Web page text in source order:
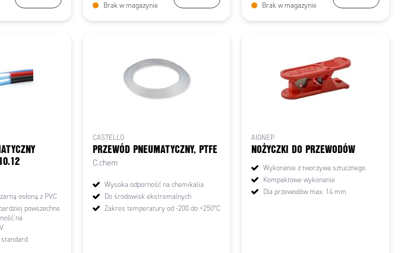
Brak w magazynie Brak w magazynie
osłoną z PVC
powszechne
na
CASTELLO
PRZEWÓD PNEUMATYCZNY, PTFE
C.chem
Wysoka odporność na chemikalia
Do środowisk ekstremalnych
Zakres temperatury od -200 do +250°C
AIGNEP
NOŻYCZKI DO PRZEWODÓW
Wykonanie z tworzywa sztucznego
Kompaktowe wykonanie
Dla przewodów max. 14 mm